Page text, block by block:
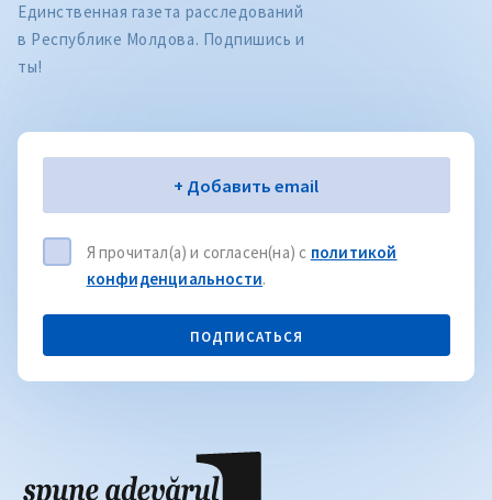
Единственная газета расследований
в Республике Молдова. Подпишись и
ты!
Электронная почта+ Добавить email
Я прочитал(а) и согласен(на) с политикой
конфиденциальности.
ПОДПИСАТЬСЯ